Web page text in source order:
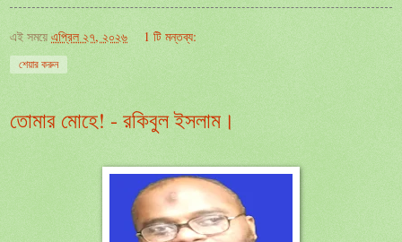
এই সময়ে এপ্রিল ২৭, ২০২৬ 1 টি মন্তব্য:
শেয়ার করুন
তোমার মোহে! - রকিবুল ইসলাম।